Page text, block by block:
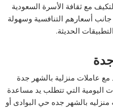
مع ثقافة الأسرة السعودية
جانب أسعارهم التنافسية وسهولة
الحديثة.
مع عاملات منزلية بالشهر جدة
التي تتطلب يد مساعدة
بالشهر جده حي البوادى أو